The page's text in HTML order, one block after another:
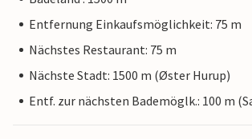
Entfernung Einkaufsmöglichkeit: 75 m
Nächstes Restaurant: 75 m
Nächste Stadt: 1500 m (Øster Hurup)
Entf. zur nächsten Bademöglk.: 100 m